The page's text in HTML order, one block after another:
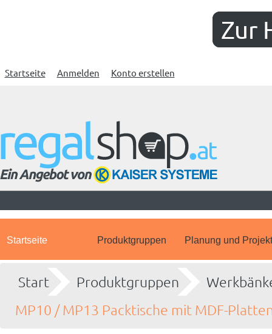
Zur
Startseite Anmelden Konto erstellen
Startseite Produktgruppen Planung und
Start Produktgruppen
MP10 / MP13 Packtische mit MDF-